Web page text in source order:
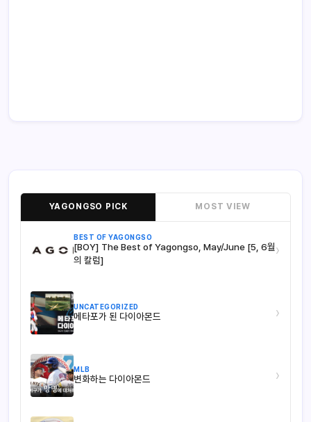
YAGONGSO PICK MOST VIEW
BEST OF YAGONGSO
[BOY] The Best of Yagongso, May/June [5, 6월
의 칼럼]
›
UNCATEGORIZED
메타포가 된 다이아몬드 ›
MLB
변화하는 다이아몬드 ›